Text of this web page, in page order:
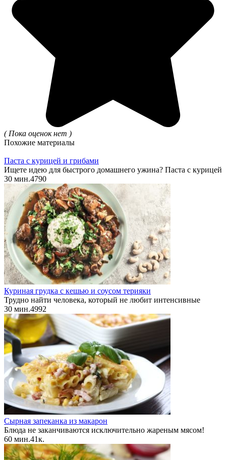
( Пока оценок нет )
Похожие материалы
Паста с курицей и грибами
Ищете идею для быстрого домашнего ужина? Паста с курицей
30 мин.4790
Куриная грудка с кешью и соусом терияки
Трудно найти человека, который не любит интенсивные
30 мин.4992
Сырная запеканка из макарон
Блюда не заканчиваются исключительно жареным мясом!
60 мин.41к.